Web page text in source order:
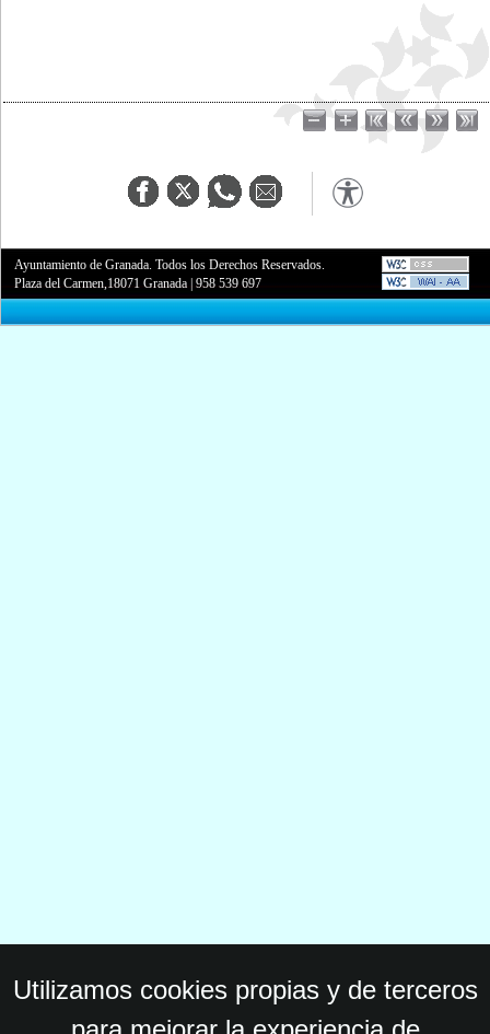
Ayuntamiento de Granada. Todos los Derechos Reservados.
Plaza del Carmen,18071 Granada |958 539 697
Utilizamos cookies propias y de terceros